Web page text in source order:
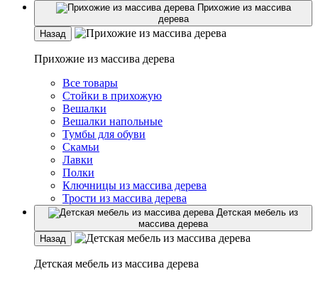
Прихожие из массива
дерева
Назад
Прихожие из массива дерева
Все товары
Стойки в прихожую
Вешалки
Вешалки напольные
Тумбы для обуви
Скамьи
Лавки
Полки
Ключницы из массива дерева
Трости из массива дерева
Детская мебель из
массива дерева
Назад
Детская мебель из массива дерева